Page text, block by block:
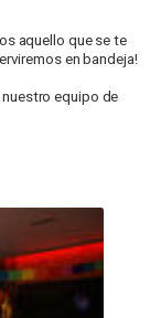
aquello que se te
en bandeja!
equipo de